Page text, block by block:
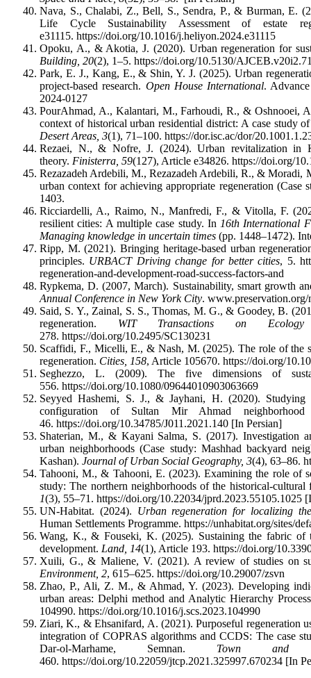
Nava, S., Chalabi, Z., Bell, S., Sendra, P., & Burman, E.
Life Cycle Sustainability Assessment of estate
e31115. https://doi.org/10.1016/j.heliyon.2024.e31115
Opoku, A., & Akotia, J. (2020). Urban regeneration for
Building, 20(2), 1–5. https://doi.org/10.5130/
Park, E. J., Kang, E., & Shin, Y. J. (2025). Urban
project-based research. Open House International.
2024-0127
PourAhmad, A., Kalantari, M., Farhoudi, R., & Oshnooei,
context of historical urban residential district: A case study
Desert Areas, 3(1), 71–100. https://dor.isc.ac/dor/
Rezaei, N., & Nofre, J. (2024). Urban revitalization in
theory. Finisterra, 59(127), Article e34826. https://doi.org/
Rezazadeh Ardebili, M., Rezazadeh Ardebili, R., & Moradi,
urban context for achieving appropriate regeneration (Case
1403.
Ricciardelli, A., Raimo, N., Manfredi, F., & Vitolla, F.
resilient cities: A multiple case study. In 16th International
Managing knowledge in uncertain times (pp. 1448–1472).
Ripp, M. (2021). Bringing heritage-based urban
principles. URBACT Driving change for better cities, 5.
regeneration-and-development-road-success-factors-and
Rypkema, D. (2007, March). Sustainability, smart growth
Annual Conference in New York City.
Said, S. Y., Zainal, S. S., Thomas, M. G., & Goodey, B.
regeneration. WIT Transactions on
278. https://doi.org/10.2495/SC130231
Scaffidi, F., Micelli, E., & Nash, M. (2025). The role of the
regeneration. Cities, 158, Article 105670. https://doi.org/
Seghezzo, L. (2009). The five dimensions of
556. https://doi.org/10.1080/09644010903063669
Seyyed Hashemi, S. J., & Jayhani, H. (2020).
configuration of Sultan Mir Ahmad
46. https://doi.org/10.34785/J011.2021.140 [In Persian]
Shaterian, M., & Kayani Salma, S. (2017). Investigation
urban neighborhoods (Case study: Mashhad backyard
Kashan). Journal of Urban Social Geography, 3(4), 63–86.
Tahooni, M., & Tahooni, E. (2023). Examining the role of
study: The northern neighborhoods of the historical-
1(3), 55–71. https://doi.org/10.22034/jprd.2023.55105.1025
UN-Habitat. (2024). Urban regeneration for localizing
Human Settlements Programme. https://unhabitat.org/sites/
Wang, K., & Fouseki, K. (2025). Sustaining the fabric of
development. Land, 14(1), Article 193. https://doi.org/
Xuili, G., & Maliene, V. (2021). A review of studies on
Environment, 2, 615–625. https://doi.org/10.29007/zsvn
Zhao, P., Ali, Z. M., & Ahmad, Y. (2023). Developing
urban areas: Delphi method and Analytic Hierarchy
104990. https://doi.org/10.1016/j.scs.2023.104990
Ziari, K., & Ehsanifard, A. (2021). Purposeful regeneration
integration of COPRAS algorithms and CCDS: The case
Dar-ol-Marhame, Semnan. Town and
460. https://doi.org/10.22059/jtcp.2021.325997.670234 [In